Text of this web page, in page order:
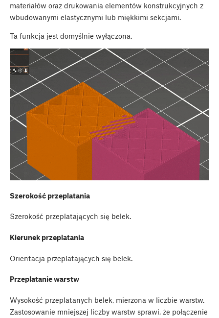
materiałów oraz drukowania elementów konstrukcyjnych z
wbudowanymi elastycznymi lub miękkimi sekcjami.
Ta funkcja jest domyślnie wyłączona.
Szerokość przeplatania
Szerokość przeplatających się belek.
Kierunek przeplatania
Orientacja przeplatających się belek.
Przeplatanie warstw
Wysokość przeplatanych belek, mierzona w liczbie warstw.
Zastosowanie mniejszej liczby warstw sprawi, że połączenie